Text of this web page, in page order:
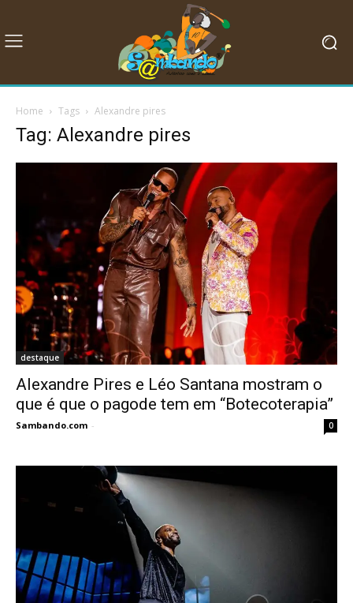
Home Tags Alexandre pires
Tag: Alexandre pires
destaque
Alexandre Pires e Léo Santana mostram o
que é que o pagode tem em “Botecoterapia”
Sambando.com - 0